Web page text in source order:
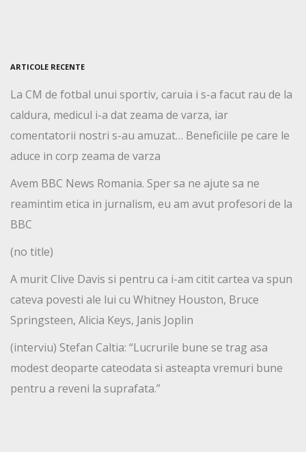
ARTICOLE RECENTE
La CM de fotbal unui sportiv, caruia i s-a facut rau de la
caldura, medicul i-a dat zeama de varza, iar
comentatorii nostri s-au amuzat… Beneficiile pe care le
aduce in corp zeama de varza
Avem BBC News Romania. Sper sa ne ajute sa ne
reamintim etica in jurnalism, eu am avut profesori de la
BBC
(no title)
A murit Clive Davis si pentru ca i-am citit cartea va spun
cateva povesti ale lui cu Whitney Houston, Bruce
Springsteen, Alicia Keys, Janis Joplin
(interviu) Stefan Caltia: “Lucrurile bune se trag asa
modest deoparte cateodata si asteapta vremuri bune
pentru a reveni la suprafata.”